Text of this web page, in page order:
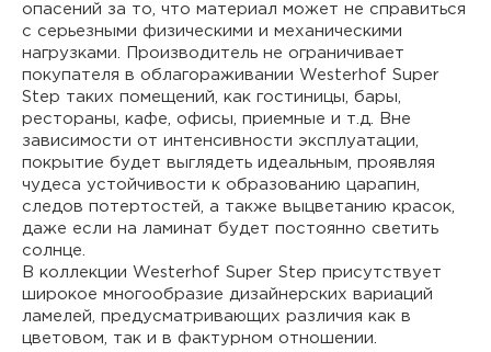
опасений за то, что материал может не справиться
с серьезными физическими и механическими
нагрузками. Производитель не ограничивает
покупателя в облагораживании Westerhof Super
Step таких помещений, как гостиницы, бары,
рестораны, кафе, офисы, приемные и т.д. Вне
зависимости от интенсивности эксплуатации,
покрытие будет выглядеть идеальным, проявляя
чудеса устойчивости к образованию царапин,
следов потертостей, а также выцветанию красок,
даже если на ламинат будет постоянно светить
солнце.
В коллекции Westerhof Super Step присутствует
широкое многообразие дизайнерских вариаций
ламелей, предусматривающих различия как в
цветовом, так и в фактурном отношении.